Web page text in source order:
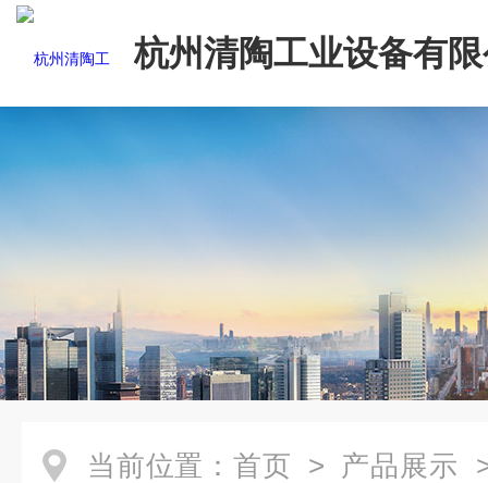
杭州清陶工业设备有
当前位置： 首页 > 产品展示